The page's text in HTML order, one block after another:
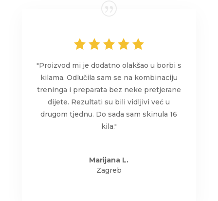
"Proizvod mi je dodatno olakšao u borbi s
kilama. Odlučila sam se na kombinaciju
treninga i preparata bez neke pretjerane
dijete. Rezultati su bili vidljivi već u
drugom tjednu. Do sada sam skinula 16
kila."
Marijana L.
Zagreb